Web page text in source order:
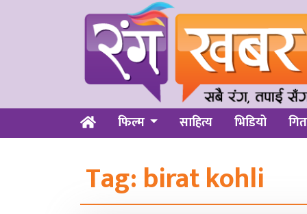
फिल्म साहित्य भिडियो
Tag:birat kohli